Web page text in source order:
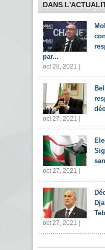
DANS
par...
oct 28, 2021 |
oct 27, 2021 |
oct 27, 2021 |
oct 27, 2021 |